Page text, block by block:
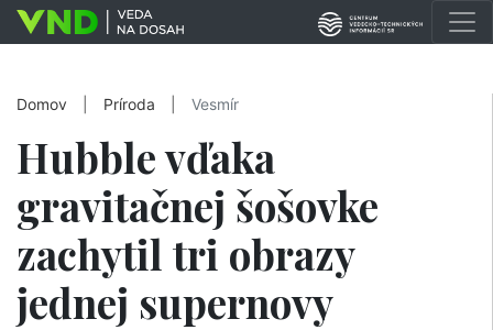
Domov Príroda Vesmír
Hubble vďaka
gravitačnej šošovke
zachytil tri obrazy
jednej supernovy